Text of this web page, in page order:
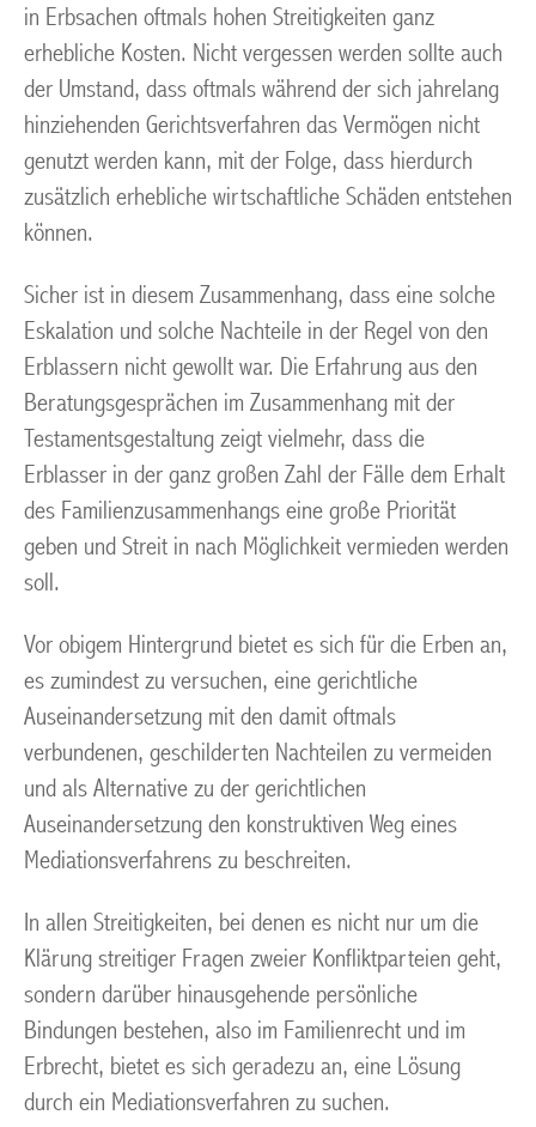
in Erbsachen oftmals hohen Streitigkeiten ganz
erhebliche Kosten. Nicht vergessen werden sollte auch
der Umstand, dass oftmals während der sich jahrelang
hinziehenden Gerichtsverfahren das Vermögen nicht
genutzt werden kann, mit der Folge, dass hierdurch
zusätzlich erhebliche wirtschaftliche Schäden entstehen
können.
Sicher ist in diesem Zusammenhang, dass eine solche
Eskalation und solche Nachteile in der Regel von den
Erblassern nicht gewollt war. Die Erfahrung aus den
Beratungsgesprächen im Zusammenhang mit der
Testamentsgestaltung zeigt vielmehr, dass die
Erblasser in der ganz großen Zahl der Fälle dem Erhalt
des Familienzusammenhangs eine große Priorität
geben und Streit in nach Möglichkeit vermieden werden
soll.
Vor obigem Hintergrund bietet es sich für die Erben an,
es zumindest zu versuchen, eine gerichtliche
Auseinandersetzung mit den damit oftmals
verbundenen, geschilderten Nachteilen zu vermeiden
und als Alternative zu der gerichtlichen
Auseinandersetzung den konstruktiven Weg eines
Mediationsverfahrens zu beschreiten.
In allen Streitigkeiten, bei denen es nicht nur um die
Klärung streitiger Fragen zweier Konfliktparteien geht,
sondern darüber hinausgehende persönliche
Bindungen bestehen, also im Familienrecht und im
Erbrecht, bietet es sich geradezu an, eine Lösung
durch ein Mediationsverfahren zu suchen.